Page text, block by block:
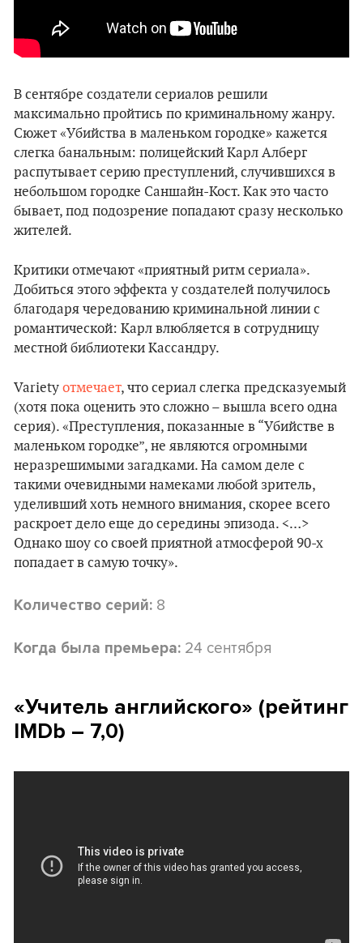
В сентябре создатели сериалов решили
максимально пройтись по криминальному жанру.
Сюжет «Убийства в маленьком городке» кажется
слегка банальным: полицейский Карл Алберг
распутывает серию преступлений, случившихся в
небольшом городке Саншайн-Кост. Как это часто
бывает, под подозрение попадают сразу несколько
жителей.
Критики отмечают «приятный ритм сериала».
Добиться этого эффекта у создателей получилось
благодаря чередованию криминальной линии с
романтической: Карл влюбляется в сотрудницу
местной библиотеки Кассандру.
Variety отмечает, что сериал слегка предсказуемый
(хотя пока оценить это сложно – вышла всего одна
серия). «Преступления, показанные в “Убийстве в
маленьком городке”, не являются огромными
неразрешимыми загадками. На самом деле с
такими очевидными намеками любой зритель,
уделивший хоть немного внимания, скорее всего
раскроет дело еще до середины эпизода. <…>
Однако шоу со своей приятной атмосферой 90-х
попадает в самую точку».
Количество серий: 8
Когда была премьера: 24 сентября
«Учитель английского» (рейтинг
IMDb – 7,0)